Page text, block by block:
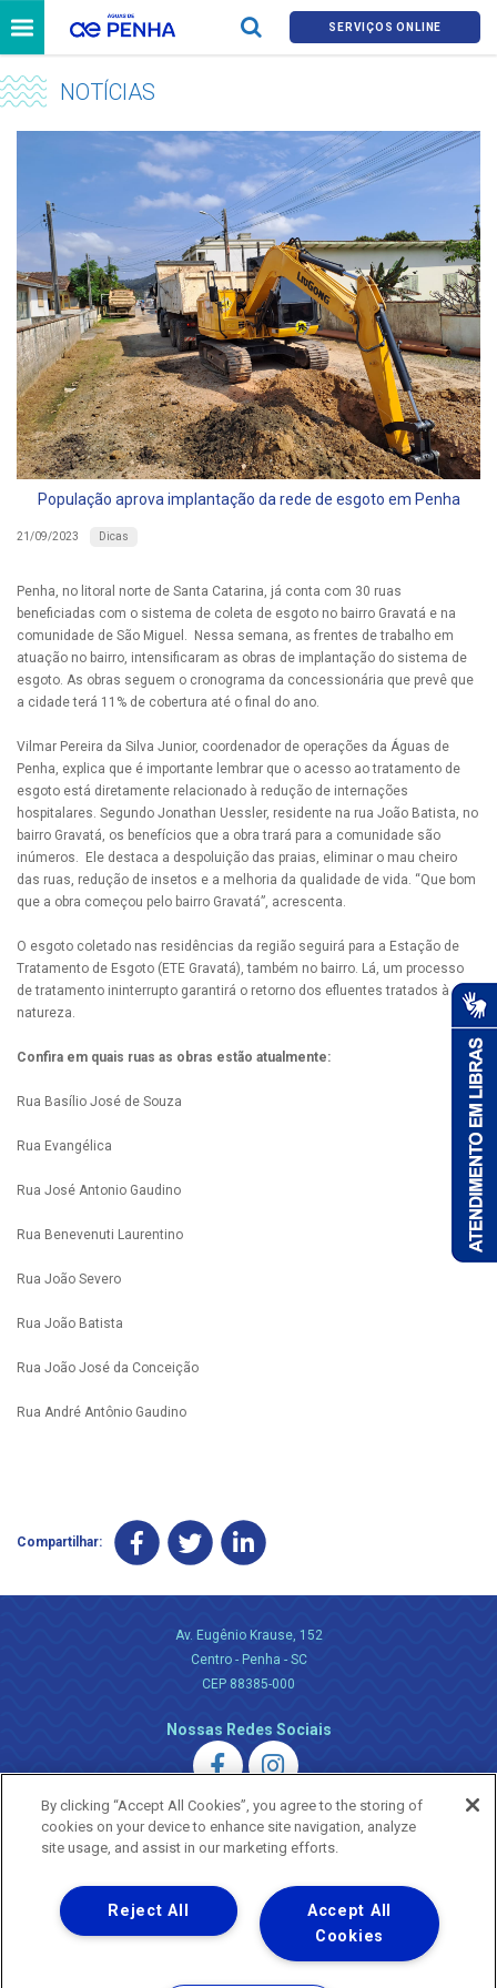
SERVIÇOS ONLINE
NOTÍCIAS
População aprova implantação da rede de esgoto em Penha
21/09/2023 Dicas
Penha, no litoral norte de Santa Catarina, já conta com 30 ruas
beneficiadas com o sistema de coleta de esgoto no bairro Gravatá e na
comunidade de São Miguel. Nessa semana, as frentes de trabalho em
atuação no bairro, intensificaram as obras de implantação do sistema de
esgoto. As obras seguem o cronograma da concessionária que prevê que
a cidade terá 11% de cobertura até o final do ano.
Vilmar Pereira da Silva Junior, coordenador de operações da Águas de
Penha, explica que é importante lembrar que o acesso ao tratamento de
esgoto está diretamente relacionado à redução de internações
hospitalares. Segundo Jonathan Uessler, residente na rua João Batista, no
bairro Gravatá, os benefícios que a obra trará para a comunidade são
inúmeros. Ele destaca a despoluição das praias, eliminar o mau cheiro
das ruas, redução de insetos e a melhoria da qualidade de vida. “Que bom
que a obra começou pelo bairro Gravatá”, acrescenta.
O esgoto coletado nas residências da região seguirá para a Estação de
Tratamento de Esgoto (ETE Gravatá), também no bairro. Lá, um processo
de tratamento ininterrupto garantirá o retorno dos efluentes tratados à
natureza.
Confira em quais ruas as obras estão atualmente:
Rua Basílio José de Souza
Rua Evangélica
Rua José Antonio Gaudino
Rua Benevenuti Laurentino
Rua João Severo
Rua João Batista
Rua João José da Conceição
Rua André Antônio Gaudino
Compartilhar:
Av. Eugênio Krause, 152
Centro - Penha - SC
CEP 88385-000
Nossas Redes Sociais
Uma empresa
Copyright ® 2026 - Todos os Direitos Reservados.
Nossa natureza movimenta a vida
By clicking “Accept All Cookies”, you agree to the storing of
cookies on your device to enhance site navigation, analyze
site usage, and assist in our marketing efforts.
Accept All
Cookies
Reject All